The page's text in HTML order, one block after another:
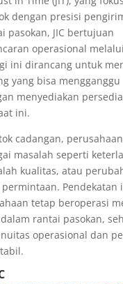
dengan presisi
pasokan, JIC bertujuan
operasional
ini dirancang untuk
yang bisa mengganggu
menyediakan
ini.
cadangan,
masalah seperti
kualitas, atau
Pendekatan
tetap beroperasi
rantai pasokan,
operasional dan